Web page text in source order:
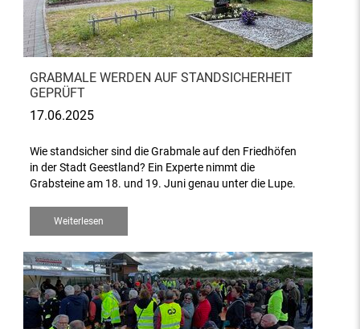
GRABMALE WERDEN AUF STANDSICHERHEIT
GEPRÜFT
17.06.2025
Wie standsicher sind die Grabmale auf den Friedhöfen
in der Stadt Geestland? Ein Experte nimmt die
Grabsteine am 18. und 19. Juni genau unter die Lupe.
Weiterlesen